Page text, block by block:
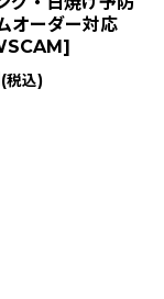
オーダー対応
]
(税込)